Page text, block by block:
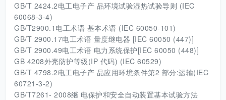
GB/T 2424.2电工电子产 品环境试验湿热试验导则 (IEC
60068-3-4)
GB/T2900.1电工术语 基本术语 (IEC 60050-101)
GB/T 2900.17电工术语 量度继电器 [IEC 60050 (447)]
GB/T 2900.49电工术语 电力系统保护[IEC 60050 (448)]
GB 4208外壳防护等级(IP 代码) (IEC 60529)
GB/T 4798.2电工电子产 品应用环境条件第2 部分:运输(IEC
60721-3-2)
GB/T7261- 2008继 电保护和安全自动装置基本试验方法